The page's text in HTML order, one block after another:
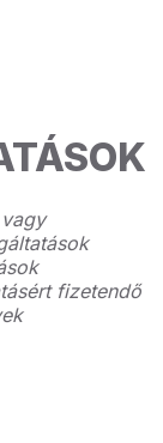
fizetendő